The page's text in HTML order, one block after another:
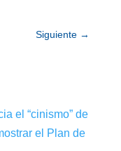
Siguiente →